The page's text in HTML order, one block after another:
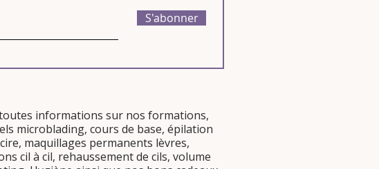
S'abonner
informations sur nos formations,
microblading, cours de base, épilation
, maquillages permanents lèvres,
cil à cil, rehaussement de cils, volume